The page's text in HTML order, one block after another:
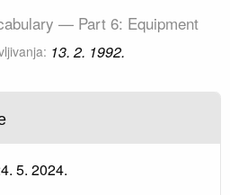
— Part 6: Equipment
13. 2. 1992.
5. 2024.